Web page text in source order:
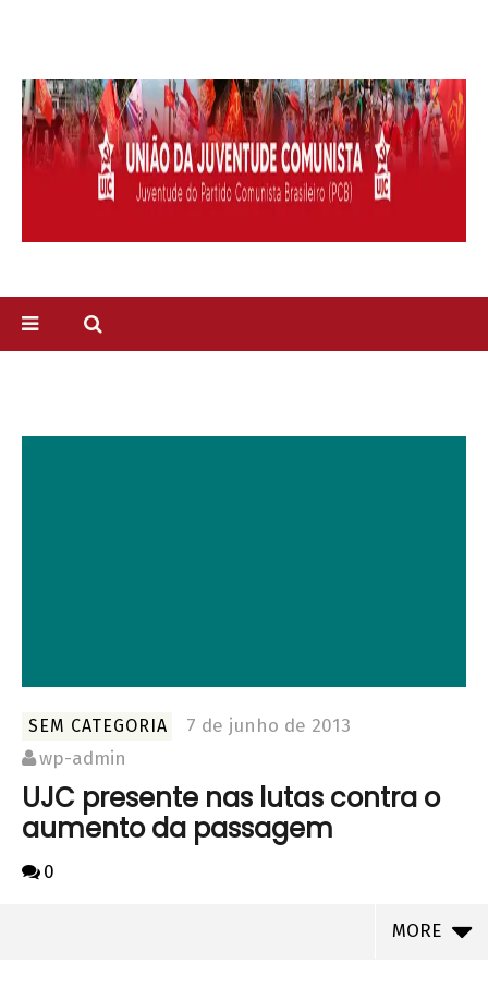
SEM CATEGORIA
7 de junho de 2013
wp-admin
UJC presente nas lutas contra o
aumento da passagem
0
MORE